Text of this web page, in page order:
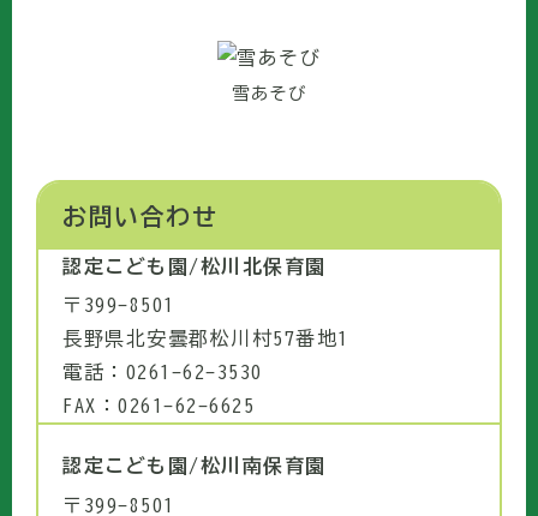
雪あそび
お問い合わせ
認定こども園/松川北保育園
〒399-8501
長野県北安曇郡松川村57番地1
電話：0261-62-3530
FAX：0261-62-6625
認定こども園/松川南保育園
〒399-8501